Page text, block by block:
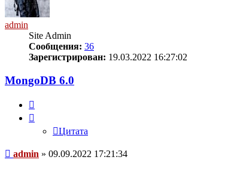
admin
Site Admin
Сообщения: 36
Зарегистрирован: 19.03.2022 16:27:02
MongoDB 6.0
Цитата
Сообщение
admin » 09.09.2022 17:21:34